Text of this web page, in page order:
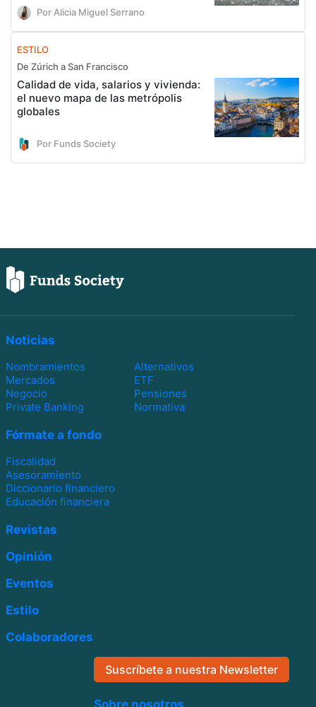
Por Alicia Miguel Serrano
ESTILO
De Zúrich a San Francisco
Calidad de vida, salarios y vivienda:
el nuevo mapa de las metrópolis
globales
Por Funds Society
Noticias
Nombramientos
Alternativos
Mercados
ETF
Negocio
Pensiones
Private Banking
Normativa
Fórmate a fondo
Fiscalidad
Asesoramiento
Diccionario financiero
Educación financiera
Revistas
Opinión
Eventos
Estilo
Colaboradores
Suscríbete a nuestra Newsletter